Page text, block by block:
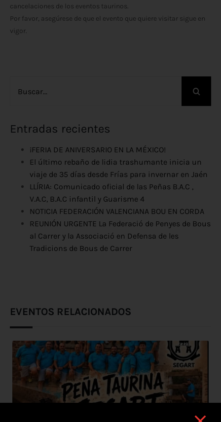
cancelaciones de los eventos taurinos.
Por favor, asegúrese de que el evento que quiere visitar sigue en
vigor.
Entradas recientes
¡FERIA DE ANIVERSARIO EN LA MÉXICO!
El último rebaño de lidia trashumante inicia un
viaje de 35 días desde Frías para invernar en Jaén
LLÍRIA: Comunicado oficial de las Peñas B.A.C ,
V.A.C, B.A.C infantil y Guarisme 4
NOTICIA FEDERACIÓN VALENCIANA BOU EN CORDA
REUNIÓN URGENTE La Federació de Penyes de Bous
al Carrer y la Associació en Defensa de les
Tradicions de Bous de Carrer
EVENTOS RELACIONADOS